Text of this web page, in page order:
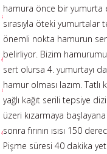
hamura önce bir yumurta
sırasıyla öteki
önemli nokta hamurun
belirliyor. Bizim
sert olursa 4. yumurtayı
hamur olması lazım. Tatlı
yağlı kağıt serili tepsiye
üzeri kızarmaya
sonra fırının ısısı 150
Pişme süresi 40 dakika